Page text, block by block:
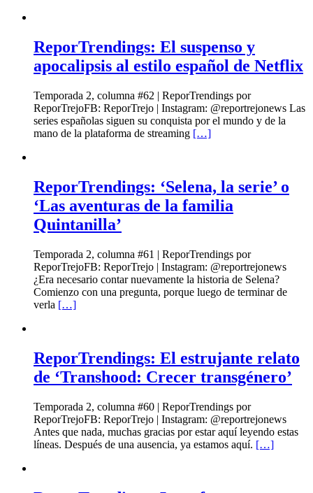
ReporTrendings: El suspenso y
apocalipsis al estilo español de Netflix
Temporada 2, columna #62 | ReporTrendings por
ReporTrejoFB: ReporTrejo | Instagram: @reportrejonews Las
series españolas siguen su conquista por el mundo y de la
mano de la plataforma de streaming […]
ReporTrendings: ‘Selena, la serie’ o
‘Las aventuras de la familia
Quintanilla’
Temporada 2, columna #61 | ReporTrendings por
ReporTrejoFB: ReporTrejo | Instagram: @reportrejonews
¿Era necesario contar nuevamente la historia de Selena?
Comienzo con una pregunta, porque luego de terminar de
verla […]
ReporTrendings: El estrujante relato
de ‘Transhood: Crecer transgénero’
Temporada 2, columna #60 | ReporTrendings por
ReporTrejoFB: ReporTrejo | Instagram: @reportrejonews
Antes que nada, muchas gracias por estar aquí leyendo estas
líneas. Después de una ausencia, ya estamos aquí. […]